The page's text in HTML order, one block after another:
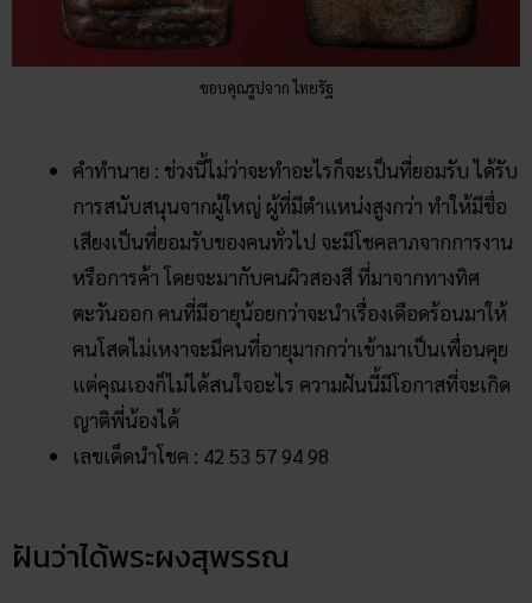
ขอบคุณรูปจาก ไทยรัฐ
คำทำนาย : ช่วงนี้ไม่ว่าจะทำอะไรก็จะเป็นที่ยอมรับ ได้รับ
การสนับสนุนจากผู้ใหญ่ ผู้ที่มีตำแหน่งสูงกว่า ทำให้มีชื่อ
เสียงเป็นที่ยอมรับของคนทั่วไป จะมีโชคลาภจากการงาน
หรือการค้า โดยจะมากับคนผิวสองสี ที่มาจากทางทิศ
ตะวันออก คนที่มีอายุน้อยกว่าจะนำเรื่องเดือดร้อนมาให้
คนโสดไม่เหงาจะมีคนที่อายุมากกว่าเข้ามาเป็นเพื่อนคุย
แต่คุณเองก็ไม่ได้สนใจอะไร ความฝันนี้มีโอกาสที่จะเกิด
ญาติพี่น้องได้
เลขเด็ดนำโชค : 42 53 57 94 98
ฝันว่าได้พระผงสุพรรณ